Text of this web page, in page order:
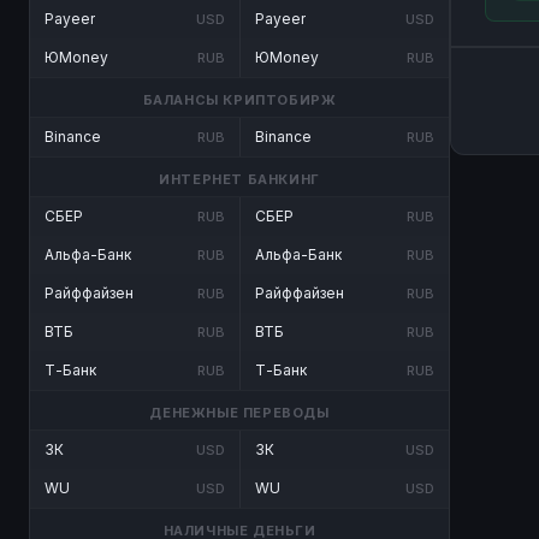
Payeer USD
ЮMoney RUB
Payeer USD
ЮMoney RUB
БАЛАНСЫ КРИПТОБИРЖ
Binance RUB Binance RUB
ИНТЕРНЕТ БАНКИНГ
СБЕР RUB
Альфа-Банк RUB
Райффайзен RUB
ВТБ RUB
Т-Банк RUB
СБЕР RUB
Альфа-Банк RUB
Райффайзен RUB
ВТБ RUB
Т-Банк RUB
ДЕНЕЖНЫЕ ПЕРЕВОДЫ
ЗК USD
WU USD
ЗК USD
WU USD
НАЛИЧНЫЕ ДЕНЬГИ